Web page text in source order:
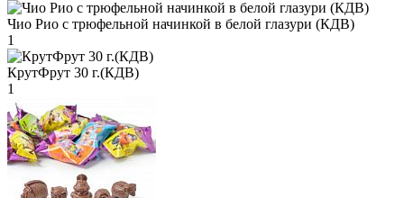
Чио Рио с трюфельной начинкой в белой глазури (КДВ)
1
КрутФрут 30 г.(КДВ)
1